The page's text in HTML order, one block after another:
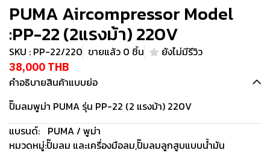
PUMA Aircompressor Model
:PP-22 (2แรงม้า) 220V
SKU : PP-22/220 ขายแล้ว 0 ชิ้น ยังไม่มีรีวิว
38,000 THB
คำอธิบายสินค้าแบบย่อ
ปั๊มลมพูม่า PUMA รุ่น PP-22 (2 แรงม้า) 220V
แบรนด์: PUMA / พูม่า
หมวดหมู่:ปั๊มลม และเครื่องมือลม,ปั๊มลมลูกสูบแบบน้ำมัน